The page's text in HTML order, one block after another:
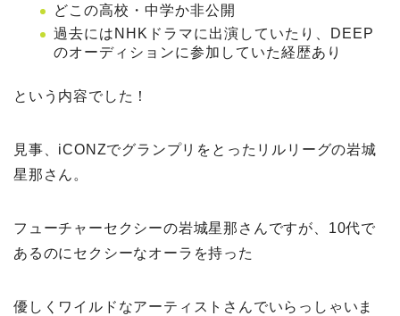
どこの高校・中学か非公開
過去にはNHKドラマに出演していたり、DEEP
のオーディションに参加していた経歴あり
という内容でした！
見事、iCONZでグランプリをとったリルリーグの岩城
星那さん。
フューチャーセクシーの岩城星那さんですが、10代で
あるのにセクシーなオーラを持った
優しくワイルドなアーティストさんでいらっしゃいま